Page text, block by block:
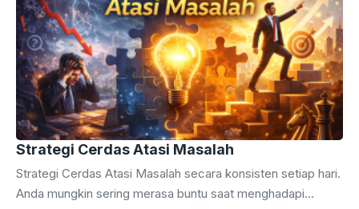
yang serba cepat ini, peluang untuk mencapai keberhasilan
terbuka lebih lebar dari sebelumnya. Namun, tantangan
yang dihadapi juga tidak kalah besar, mulai dari distraksi
media sosial ...
Strategi Cerdas Atasi Masalah
Strategi Cerdas Atasi Masalah secara konsisten setiap hari.
Anda mungkin sering merasa buntu saat menghadapi